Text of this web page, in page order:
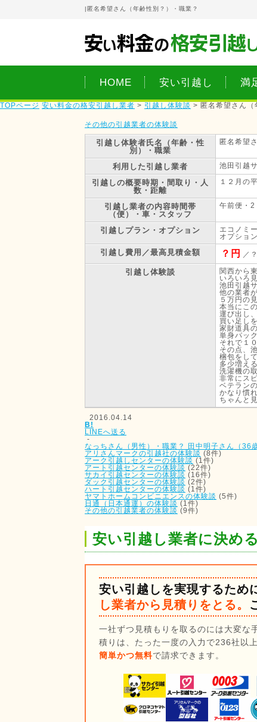
| 匿名希望さん（年齢性別？）・職業？
HOME 安い引越し 満
TOPページ 安い料金の格安引越し業者 > 引越し体験談 > 匿名希望さん（
その他の引越業者の体験談
引越し体験者 氏名（年齢・性
別）・職業
匿名希望
利用した引越し業者 池田引越
引越しの概要時期・間取り・人
数・距離
１２月の
引越し業者の内容時間帯
（便）・車・スタッフ
午前便・2
引越しプラン・オプション
エコノミ
オプショ
引越し費用／最高見積金額 ？円 ／
引越し体験談
関西から
いろいろ
池田引越
他の業者
５万円の
本当にこ
運び出し
買い足し
家財道具
単身パッ
それで１
その点、
梱包をし
多少増え
洗濯機の
非常にス
ベテラン
かなり慣
ちゃんと
2016.04.14
B!
LINEへ送る
-
なっちさん（男性）・職業？
田中明子さん（36
アリさんマークの引越社の体験談 (8件)
アーク引越しセンターの体験談 (1件)
アート引越センターの体験談 (22件)
サカイ引越センターの体験談 (16件)
ダック引越センターの体験談 (2件)
ハート引越センターの体験談 (1件)
ヤマトホームコンビニエンスの体験談 (5件)
日通（日本通運）の体験談 (1件)
その他の引越業者の体験談 (9件)
安い引越し業者に決め
安い引越しを実現するため
し業者から見積りをとる。
一社ずつ見積もりを取るのには大変な
積りは、たった一度の入力で236社以
簡単かつ無料で請求できます。